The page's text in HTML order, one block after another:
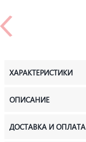
ХАРАКТЕРИСТИКИ
ОПИСАНИЕ
ДОСТАВКА И ОПЛАТА